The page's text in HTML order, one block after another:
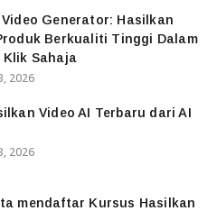
Generator: Hasilkan
Berkualiti Tinggi Dalam
Klik Sahaja
2026
Video AI Terbaru dari AI
2026
mendaftar Kursus Hasilkan